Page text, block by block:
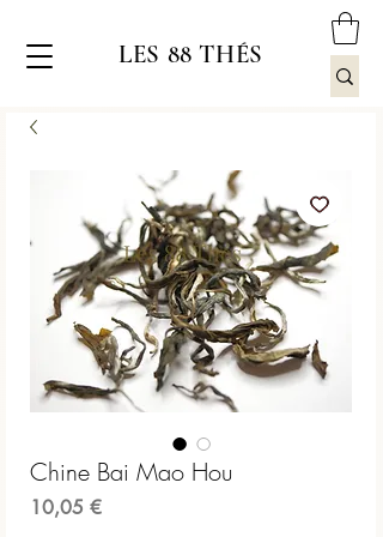
LES 88 THÉS
Chine Bai Mao Hou
10,05 €Prix